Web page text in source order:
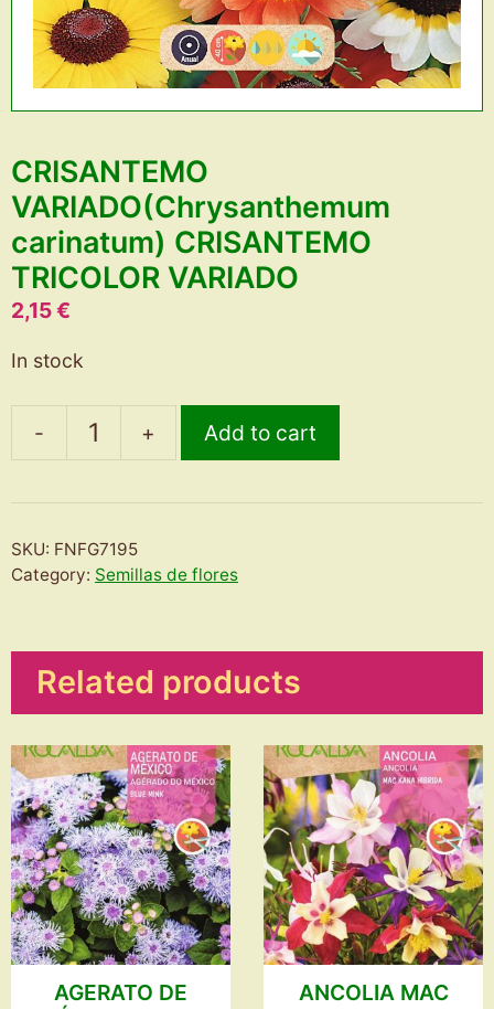
CRISANTEMO
VARIADO(Chrysanthemum
carinatum) CRISANTEMO
TRICOLOR VARIADO
2,15€
In stock
-
CRISANTEMO
carinatum)
TRICOLOR
+ Add to cart
SKU: FNFG7195
Category: Semillas de flores
Related products
AGERATO DE
ANCOLIA MAC